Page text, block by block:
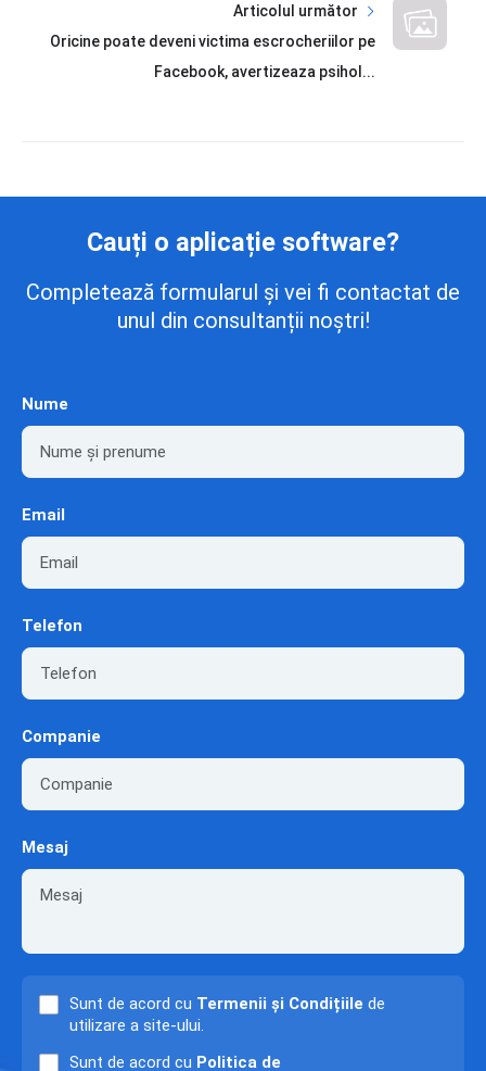
Articolul următor
Oricine poate deveni victima escrocheriilor pe
Facebook, avertizeaza psihol...
Cauți o aplicație software?
Completează formularul și vei fi contactat de
unul din consultanții noștri!
Nume
Email
Telefon
Companie
Mesaj
Sunt de acord cu Termenii și Condițiile de
utilizare a site-ului.
Sunt de acord cu Politica de